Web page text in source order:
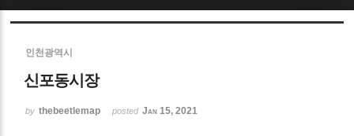
인천광역시
신포동시장
by thebeetlemap posted Jan 15, 2021
Sketchbook5, 스케치북5